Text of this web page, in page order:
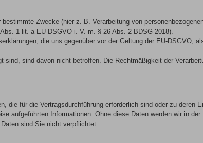
Zwecke (hier z. B. Verarbeitung von
1 lit. a EU-DSGVO i. V. m. § 26 Abs. 2 BDSG 2018).
die uns gegenüber vor der Geltung der EU-DSGVO,
sind davon nicht betroffen. Die Rechtmäßigkeit der
die für die Vertragsdurchführung erforderlich sind oder zu deren
aufgeführten Informationen. Ohne diese Daten werden wir in der
sind Sie nicht verpflichtet.